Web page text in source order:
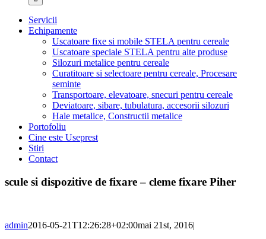
Servicii
Echipamente
Uscatoare fixe si mobile STELA pentru cereale
Uscatoare speciale STELA pentru alte produse
Silozuri metalice pentru cereale
Curatitoare si selectoare pentru cereale, Procesare
seminte
Transportoare, elevatoare, snecuri pentru cereale
Deviatoare, sibare, tubulatura, accesorii silozuri
Hale metalice, Constructii metalice
Portofoliu
Cine este Useprest
Stiri
Contact
scule si dispozitive de fixare – cleme fixare Piher
admin2016-05-21T12:26:28+02:00mai 21st, 2016|